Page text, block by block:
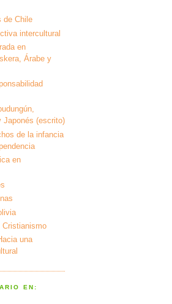
de Chile
intercultural
en
Árabe y
Japonés (escrito)
de la infancia
en
Cristianismo
una
EN: